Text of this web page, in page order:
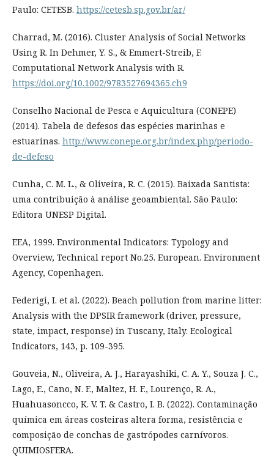
Paulo: CETESB. https://cetesb.sp.gov.br/ar/
Charrad, M. (2016). Cluster Analysis of Social Networks
Using R. In Dehmer, Y. S., & Emmert-Streib, F.
Computational Network Analysis with R.
https://doi.org/10.1002/9783527694365.ch9
Conselho Nacional de Pesca e Aquicultura (CONEPE)
(2014). Tabela de defesos das espécies marinhas e
estuarinas. http://www.conepe.org.br/index.php/periodo-
de-defeso
Cunha, C. M. L., & Oliveira, R. C. (2015). Baixada Santista:
uma contribuição à análise geoambiental. São Paulo:
Editora UNESP Digital.
EEA, 1999. Environmental Indicators: Typology and
Overview, Technical report No.25. European. Environment
Agency, Copenhagen.
Federigi, I. et al. (2022). Beach pollution from marine litter:
Analysis with the DPSIR framework (driver, pressure,
state, impact, response) in Tuscany, Italy. Ecological
Indicators, 143, p. 109-395.
Gouveia, N., Oliveira, A. J., Harayashiki, C. A. Y., Souza J. C.,
Lago, E., Cano, N. F., Maltez, H. F., Lourenço, R. A.,
Huahuasoncco, K. V. T. & Castro, I. B. (2022). Contaminação
química em áreas costeiras altera forma, resistência e
composição de conchas de gastrópodes carnívoros.
QUIMIOSFERA.